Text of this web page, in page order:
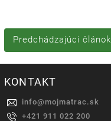
Predchádzajúci článok
KONTAKT
info@mojmatrac.sk
+421 911 022 200